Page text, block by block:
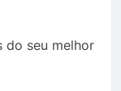
do seu melhor